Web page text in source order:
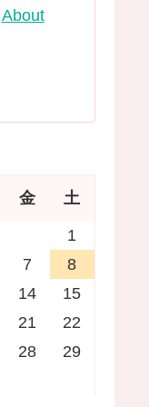
About
金 土
1
7
8
14
15
21
22
28
29